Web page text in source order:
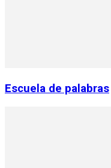
Escuela de palabras